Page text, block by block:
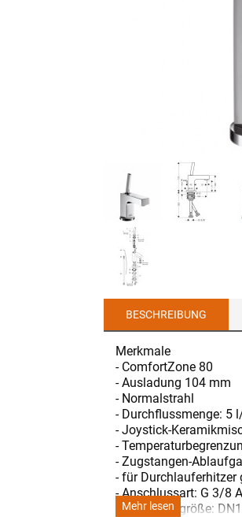
BESCHREIBUNG
Merkmale
- ComfortZone 80
- Ausladung 104 mm
- Normalstrahl
- Durchflussmenge: 5
- Joystick-
-
- Zugstangen-
- für Durchlauferhitzer
- Anschlussart: G 3/8
- Anschlussgröße:
Mehr lesen